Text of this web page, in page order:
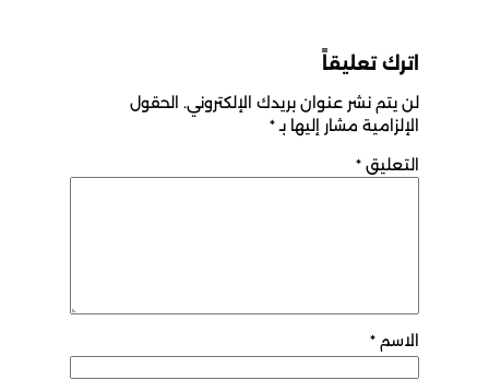
اترك تعليقاً
لن يتم نشر عنوان بريدك الإلكتروني. الحقول
الإلزامية مشار إليها بـ*
التعليق *
الاسم *